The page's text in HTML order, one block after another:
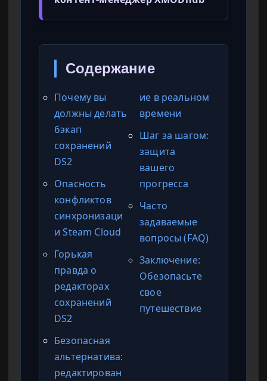
Содержание
Почему вы
должны делать
бэкап
сохранений
DS2
Опасность
конфликтов
синхронизаци
и Steam Cloud
Горькая
правда о
редакторах
сохранений
DS2
Безопасная
альтернатива:
редактирован
ие в реальном
времени
Шаг за шагом:
защита
вашего
прогресса
Часто
задаваемые
вопросы (FAQ)
Заключение:
Обезопасьте
свое
путешествие